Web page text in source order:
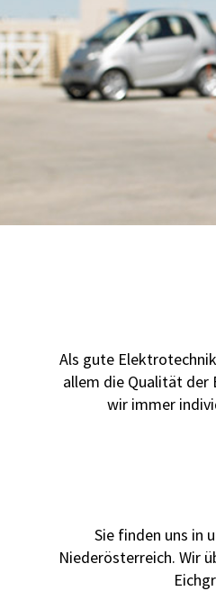
Als gute
allem die Qualität der
wir immer
Sie finden uns in
Niederösterreich. Wir